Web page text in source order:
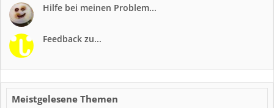
Hilfe bei meinen Problem...
Feedback zu...
Meistgelesene Themen